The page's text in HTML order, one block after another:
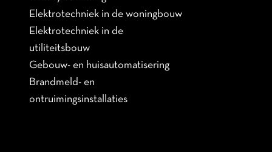
Elektrotechniek in de woningbouw
Elektrotechniek in de
utiliteitsbouw
Gebouw- en huisautomatisering
Brandmeld- en
ontruimingsinstallaties